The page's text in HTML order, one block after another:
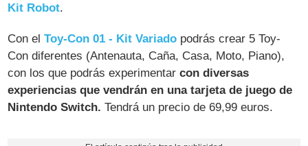
Kit Robot.
Con elToy-Con 01 - Kit Variado podrás crear 5 Toy-
Con diferentes (Antenauta, Caña, Casa, Moto, Piano),
con los que podrás experimentarcon diversas
experiencias que vendrán en una tarjeta de juego de
Nintendo Switch. Tendrá un precio de 69,99 euros.